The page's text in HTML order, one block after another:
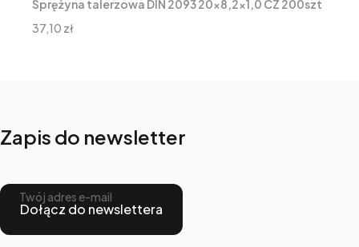
Sprężyna talerzowa DIN 2093 20x8,2x1,0 CZ 200szt
Cena
37,10 zł
Zapis do newsletter
Twój adres e-mail
Dołącz do newslettera